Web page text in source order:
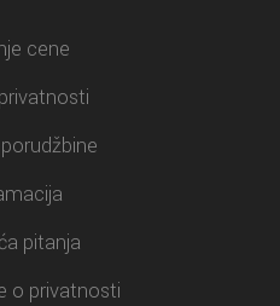
cene
pitanja
o privatnosti